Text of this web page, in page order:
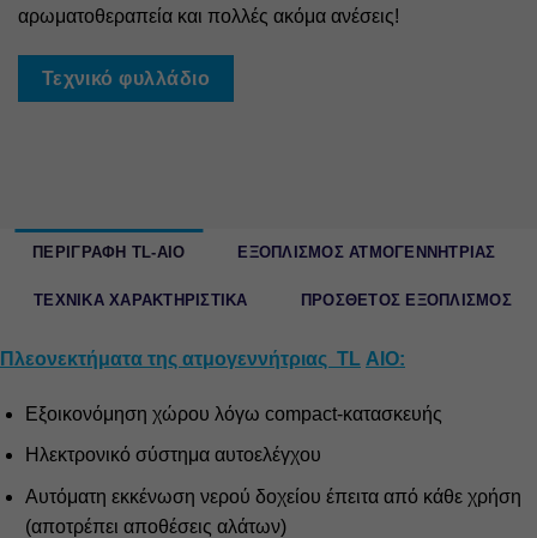
αρωματοθεραπεία και πολλές ακόμα ανέσεις!
Τεχνικό φυλλάδιο
ΠΕΡΙΓΡΑΦΗ TL-AIO ΕΞΟΠΛΙΣΜΟΣ ΑΤΜΟΓΕΝΝΗΤΡΙΑΣ
ΤΕΧΝΙΚΑ ΧΑΡΑΚΤΗΡΙΣΤΙΚΑ ΠΡΟΣΘΕΤΟΣ ΕΞΟΠΛΙΣΜΟΣ
Πλεονεκτήματα της ατμογεννήτριας TL AIO:
Εξοικονόμηση χώρου λόγω compact-κατασκευής
Ηλεκτρονικό σύστημα αυτοελέγχου
Αυτόματη εκκένωση νερού δοχείου έπειτα από κάθε χρήση
(αποτρέπει αποθέσεις αλάτων)